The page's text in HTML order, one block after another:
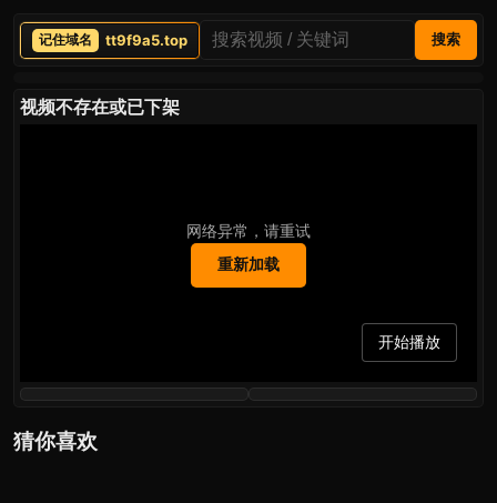
tt9f9a5.top 搜索
视频不存在或已下架
网络异常，请重试
重新加载
开始播放
猜你喜欢